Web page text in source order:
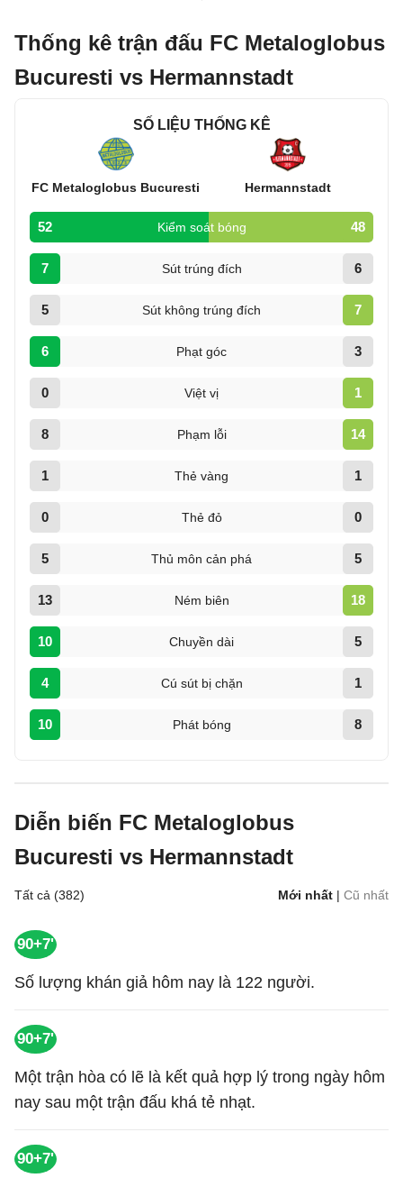
Thống kê trận đấu FC Metaloglobus
Bucuresti vs Hermannstadt
SỐ LIỆU THỐNG KÊ
FC Metaloglobus Bucuresti Hermannstadt
52 Kiểm soát bóng 48
7 Sút trúng đích 6
5 Sút không trúng đích 7
6 Phạt góc 3
0 Việt vị 1
8 Phạm lỗi 14
1 Thẻ vàng 1
0 Thẻ đỏ 0
5 Thủ môn cản phá 5
13 Ném biên 18
10 Chuyền dài 5
4 Cú sút bị chặn 1
10 Phát bóng 8
Diễn biến FC Metaloglobus
Bucuresti vs Hermannstadt
Tất cả (382) Mới nhất | Cũ nhất
90+7'
Số lượng khán giả hôm nay là 122 người.
90+7'
Một trận hòa có lẽ là kết quả hợp lý trong ngày hôm
nay sau một trận đấu khá tẻ nhạt.
90+7'